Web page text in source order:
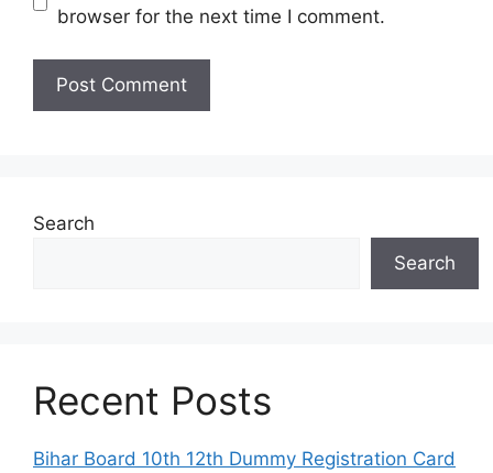
browser for the next time I comment.
Search
Search
Recent Posts
Bihar Board 10th 12th Dummy Registration Card